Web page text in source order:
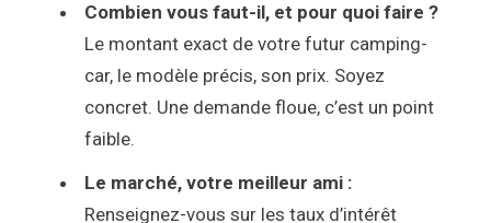
Combien vous faut-il, et pour quoi faire ?
Le montant exact de votre futur camping-
car, le modèle précis, son prix. Soyez
concret. Une demande floue, c’est un point
faible.
Le marché, votre meilleur ami :
Renseignez-vous sur les taux d’intérêt